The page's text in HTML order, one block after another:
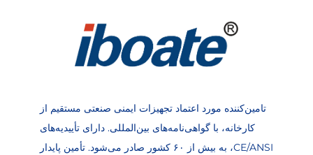
تامین‌کننده مورد اعتماد تجهیزات ایمنی صنعتی مستقیم از
کارخانه، با گواهی‌نامه‌های بین‌المللی. دارای تأییدیه‌های
CE/ANSI، به بیش از ۶۰ کشور صادر می‌شود. تأمین پایدار